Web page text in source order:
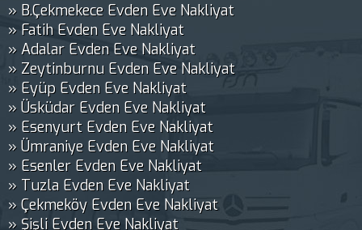
» B.Çekmekece Evden Eve Nakliyat
» Fatih Evden Eve Nakliyat
» Adalar Evden Eve Nakliyat
» Zeytinburnu Evden Eve Nakliyat
» Eyüp Evden Eve Nakliyat
» Üsküdar Evden Eve Nakliyat
» Esenyurt Evden Eve Nakliyat
» Ümraniye Evden Eve Nakliyat
» Esenler Evden Eve Nakliyat
» Tuzla Evden Eve Nakliyat
» Çekmeköy Evden Eve Nakliyat
» Şişli Evden Eve Nakliyat